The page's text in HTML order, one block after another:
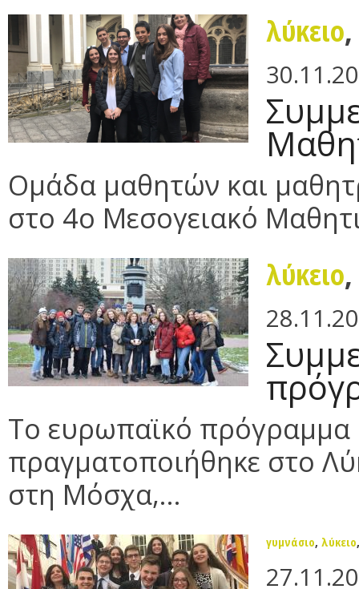
λύκειο,
Ομάδα μαθητών και
στο 4ο Μεσογειακό
λύκειο,
Tο ευρωπαϊκό
πραγματοποιήθηκε στο
στη Μόσχα,...
γυμνάσιο, λύκειο